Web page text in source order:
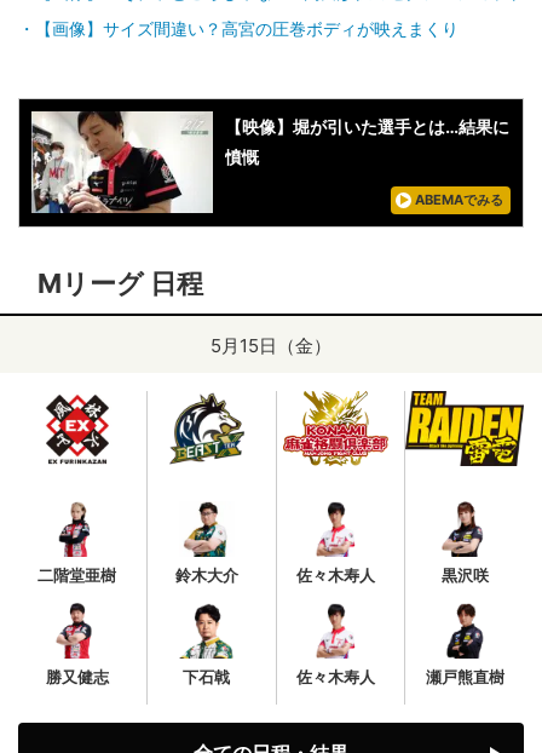
【画像】サイズ間違い？高宮の圧巻ボディが映えまくり
【映像】堀が引いた選手とは…結果に
憤慨
ABEMAでみる
Mリーグ 日程
5月15日（金）
二階堂亜樹
勝又健志
鈴木大介
下石戟
佐々木寿人
佐々木寿人
黒沢咲
瀬戸熊直樹